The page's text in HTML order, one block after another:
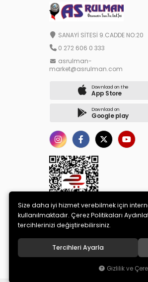
SANAYİ SİTESİ 9.CADDE NO:20
0 272 606 0 333
asrulman-
market@asrulman.com
Download on the
App Store
Download on
Google play
© 2020AS RULMAN OTOMOTİV
Size daha iyi hizmet verebilmek için
kullanılmaktadır. Çerez Politikaları
tercihlerinizi değiştirebilirsiniz.
Tercihleri Ayarla
Gizlilik ve